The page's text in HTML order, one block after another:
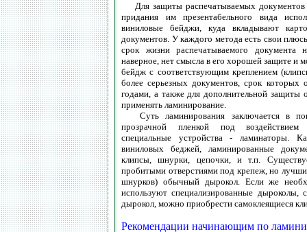
Для защиты распечатываемых
придания им презентабельного вида
виниловые бейджи, куда вкладывают
документов. У каждого метода есть свои
срок жизни распечатываемого документа
наверное, нет смысла в его хорошей защите и
бейдж с соответствующим креплением
более серьезных документов, срок которых
годами, а также для дополнительной защиты
применять ламинирование.
Суть ламинирования заключается в
прозрачной пленкой под воздействием
специальные устройства - ламинаторы.
виниловых беджей, ламинированные
клипсы, шнурки, цепочки, и т.п.
пробитыми отверстиями под крепеж, но
шнурков) обычный дырокол. Если же
используют специализированные
дырокол, можно приобрести самоклеящиеся
Рекомендации начинающим по